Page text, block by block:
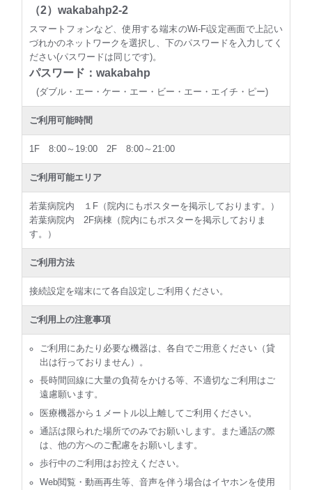
（2）wakabahp2-2
スマートフォンなど、使用する端末のWi-Fi設定画面で上記い
づれかのネットワークを選択し、下のパスワードを入力してく
ださい(パスワードは同じです)。
パスワード：wakabahp
(ダブル・エー・ケー・エー・ビー・エー・エイチ・ピー)
ご利用可能時間
1F 8:00～19:00 2F 8:00～21:00
ご利用可能エリア
若葉病院内 １F（院内にもポスターを掲示しております。）
若葉病院内 2F病棟（院内にもポスターを掲示しておりま
す。）
ご利用方法
接続設定を端末にて各自設定しご利用ください。
ご利用上の注意事項
ご利用にあたり必要な機器は、各自でご用意ください（貸
出は行っておりません）。
長時間回線に大量の負荷をかける等、不適切なご利用はご
遠慮願います。
医療機器から１メートル以上離してご利用ください。
通話は限られた場所でのみでお願いします。また通話の際
は、他の方へのご配慮をお願いします。
歩行中のご利用はお控えください。
Web閲覧・動画再生等、音声を伴う場合はイヤホンを使用